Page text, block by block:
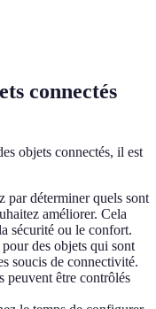
connectés
objets connectés, il est
par déterminer quels sont
améliorer. Cela
sécurité ou le confort.
des objets qui sont
soucis de connectivité.
peuvent être contrôlés